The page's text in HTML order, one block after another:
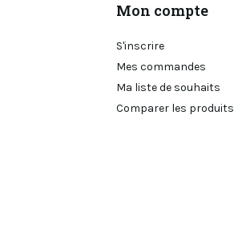
Mon compte
S'inscrire
Mes commandes
Ma liste de souhaits
Comparer les produits